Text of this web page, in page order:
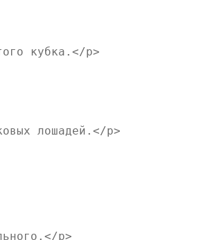
кубка.</p>
лошадей.</p>
p>